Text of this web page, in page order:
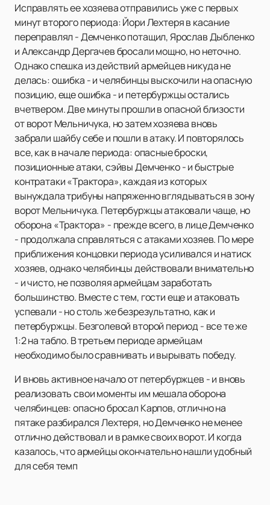
Исправлять ее хозяева отправились уже с первых
минут второго периода: Йори Лехтеря в касание
переправлял - Демченко потащил, Ярослав Дыбленко
и Александр Дергачев бросали мощно, но неточно.
Однако спешка из действий армейцев никуда не
делась: ошибка - и челябинцы выскочили на опасную
позицию, еще ошибка - и петербуржцы остались
вчетвером. Две минуты прошли в опасной близости
от ворот Мельничука, но затем хозяева вновь
забрали шайбу себе и пошли в атаку. И повторялось
все, как в начале периода: опасные броски,
позиционные атаки, сэйвы Демченко - и быстрые
контратаки «Трактора», каждая из которых
вынуждала трибуны напряженно вглядываться в зону
ворот Мельничука. Петербуржцы атаковали чаще, но
оборона «Трактора» - прежде всего, в лице Демченко
- продолжала справляться с атаками хозяев. По мере
приближения концовки периода усиливался и натиск
хозяев, однако челябинцы действовали внимательно
- и чисто, не позволяя армейцам заработать
большинство. Вместе с тем, гости еще и атаковать
успевали - но столь же безрезультатно, как и
петербуржцы. Безголевой второй период - все те же
1:2 на табло. В третьем периоде армейцам
необходимо было сравнивать и вырывать победу.
И вновь активное начало от петербуржцев - и вновь
реализовать свои моменты им мешала оборона
челябинцев: опасно бросал Карпов, отлично на
пятаке разбирался Лехтеря, но Демченко не менее
отлично действовал и в рамке своих ворот. И когда
казалось, что армейцы окончательно нашли удобный
для себя темп